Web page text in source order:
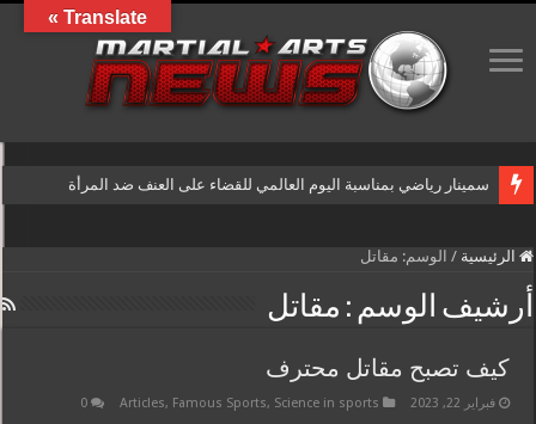
سمينار رياضي بمناسبة اليوم العالمي للقضاء على العنف ضد المرأة
الرئيسية / الوسم: مقاتل
أرشيف الوسم : مقاتل
كيف تصبح مقاتل محترف
فبراير 22, 2023 Articles, Famous Sports, Science in sports
0
Translate »